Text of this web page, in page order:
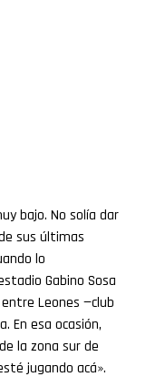
bajo. No solía dar
sus últimas
lo
Gabino Sosa
Leones —club
En esa ocasión,
la zona sur de
jugando acá».